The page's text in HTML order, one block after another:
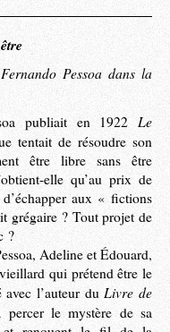
Pessoa dans la
publiait en 1922 Le
tentait de résoudre son
être libre sans être
elle qu’au prix de
aux « fictions
grégaire ? Tout projet de
?
Adeline et Édouard,
qui prétend être le
l’auteur du Livre de
le mystère de sa